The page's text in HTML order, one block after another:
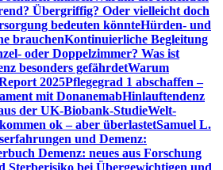
Übergriffig? Oder vielleicht doch
bedeuten könnteHürden- und
brauchenKontinuierliche Begleitung
oder Doppelzimmer? Was ist
besonders gefährdetWarum
2025Pflegegrad 1 abschaffen –
mit DonanemabHinlauftendenz
der UK-Biobank-StudieWelt-
ok – aber überlastetSamuel L.
und Demenz:
Demenz: neues aus Forschung
Sterberisiko bei Übergewichtigen und